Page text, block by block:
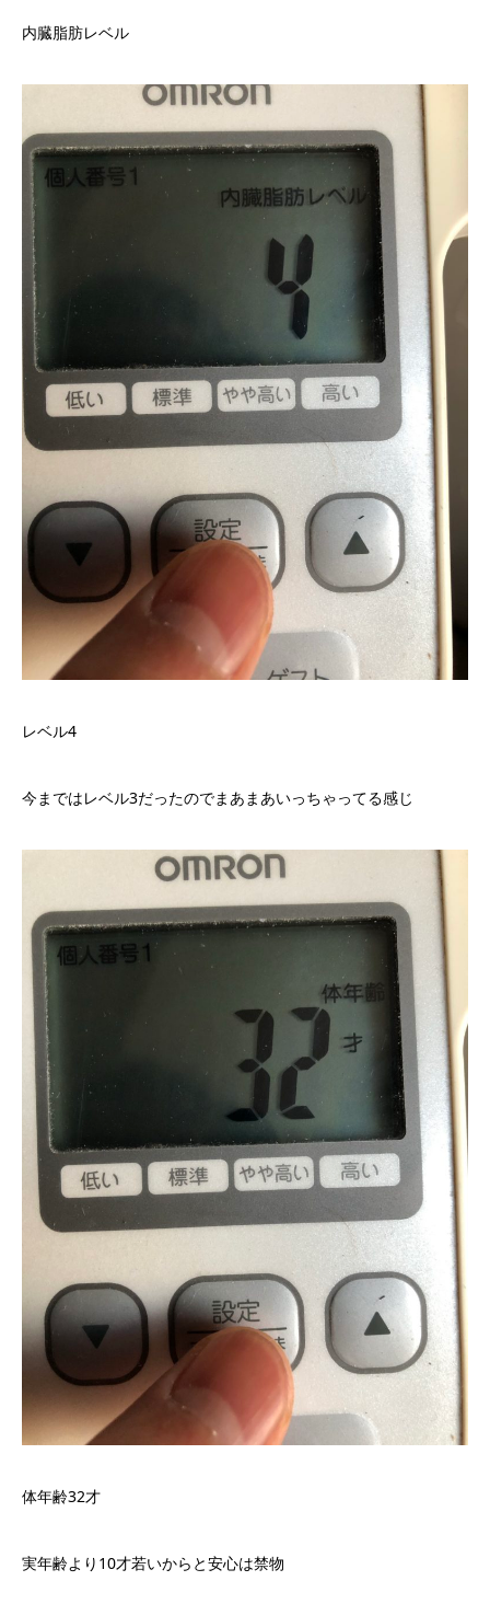
内臓脂肪レベル
レベル4
今まではレベル3だったのでまあまあいっちゃってる感じ
体年齢32才
実年齢より10才若いからと安心は禁物